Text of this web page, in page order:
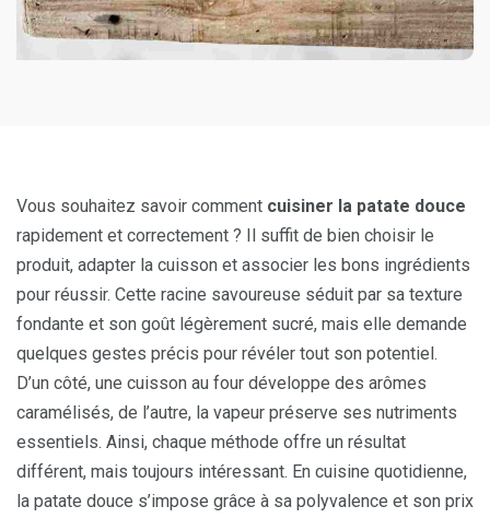
Vous souhaitez savoir comment cuisiner la patate douce
rapidement et correctement ? Il suffit de bien choisir le
produit, adapter la cuisson et associer les bons ingrédients
pour réussir. Cette racine savoureuse séduit par sa texture
fondante et son goût légèrement sucré, mais elle demande
quelques gestes précis pour révéler tout son potentiel.
D’un côté, une cuisson au four développe des arômes
caramélisés, de l’autre, la vapeur préserve ses nutriments
essentiels. Ainsi, chaque méthode offre un résultat
différent, mais toujours intéressant. En cuisine quotidienne,
la patate douce s’impose grâce à sa polyvalence et son prix